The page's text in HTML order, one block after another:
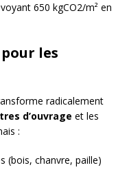
650 kgCO2/m² en
les
radicalement
d’ouvrage et les
:
(bois, chanvre, paille)